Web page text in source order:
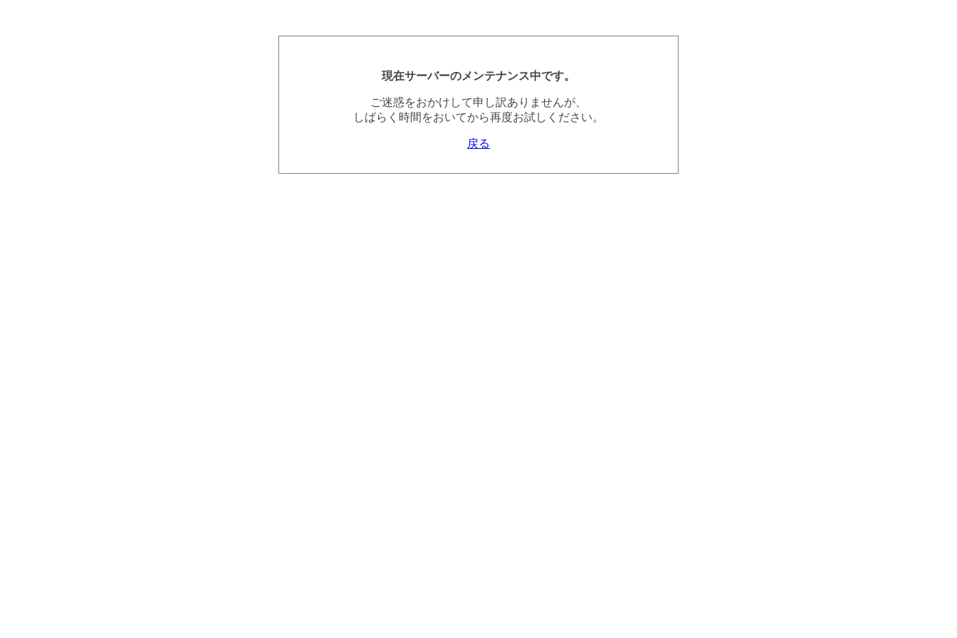
現在サーバーのメンテナンス中です。
ご迷惑をおかけして申し訳ありませんが、
しばらく時間をおいてから再度お試しください。
戻る